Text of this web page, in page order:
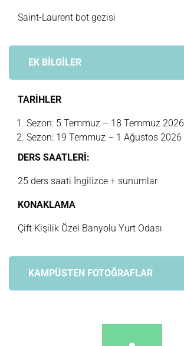
Saint-Laurent bot gezisi
EK BİLGİLER
TARİHLER
Sezon: 5 Temmuz – 18 Temmuz 2026
Sezon: 19 Temmuz – 1 Ağustos 2026
DERS SAATLERİ:
25 ders saati İngilizce + sunumlar
KONAKLAMA
Çift Kişilik Özel Banyolu Yurt Odası
KAMPÜSTEN FOTOĞRAFLAR